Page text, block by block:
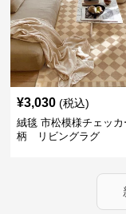
¥3,030 (税込)
絨毯 市松模様チェッカ
柄 リビングラグ